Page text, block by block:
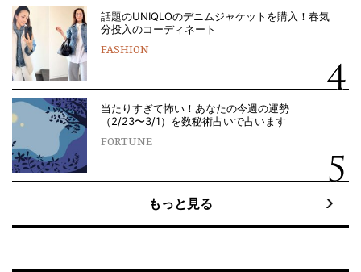
話題のUNIQLOのデニムジャケットを購入！春気
分投入のコーディネート
FASHION
当たりすぎて怖い！あなたの今週の運勢
（2/23〜3/1）を数秘術占いで占います
FORTUNE
もっと見る